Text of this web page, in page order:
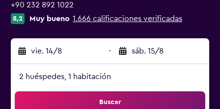
+90 232 892 1022
8,2 Muy bueno 1.666 calificaciones verificadas
vie. 14/8 - sáb. 15/8
2 huéspedes, 1 habitación
Buscar